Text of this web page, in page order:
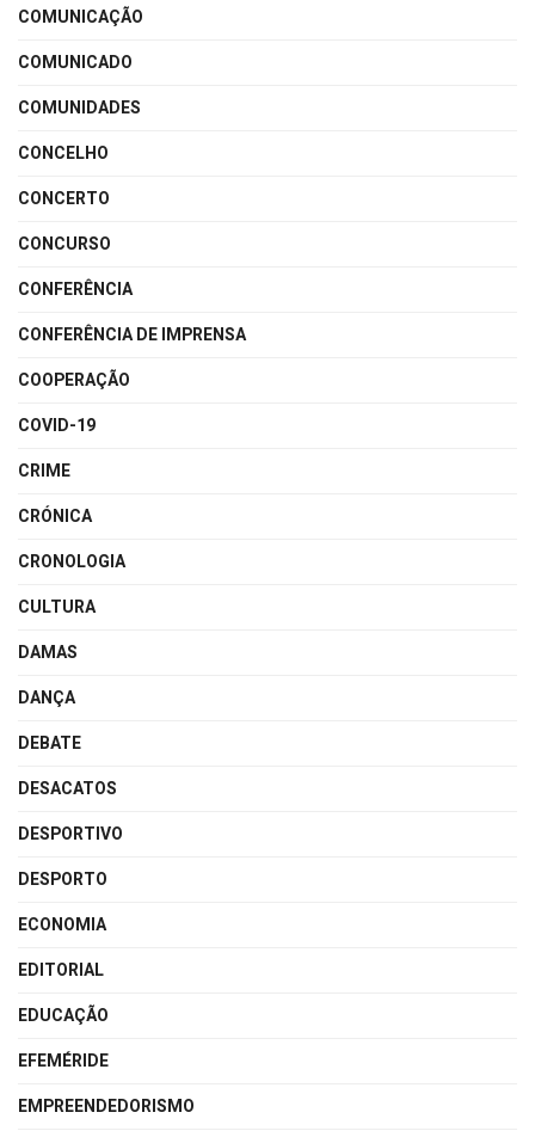
COMUNICAÇÃO
COMUNICADO
COMUNIDADES
CONCELHO
CONCERTO
CONCURSO
CONFERÊNCIA
CONFERÊNCIA DE IMPRENSA
COOPERAÇÃO
COVID-19
CRIME
CRÓNICA
CRONOLOGIA
CULTURA
DAMAS
DANÇA
DEBATE
DESACATOS
DESPORTIVO
DESPORTO
ECONOMIA
EDITORIAL
EDUCAÇÃO
EFEMÉRIDE
EMPREENDEDORISMO